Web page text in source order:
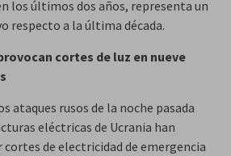
los últimos dos años, representa un
respecto a la última década.
cortes de luz en nueve
ataques rusos de la noche pasada
eléctricas de Ucrania han
de electricidad de emergencia